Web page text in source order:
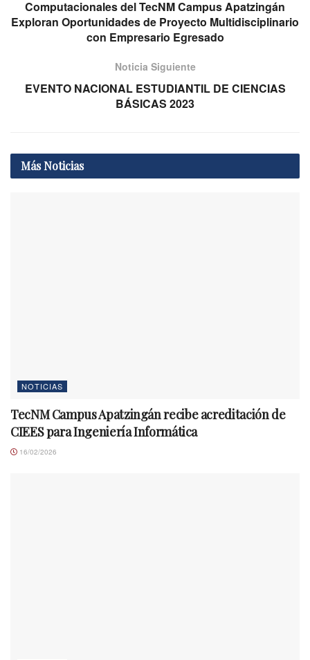
Computacionales del TecNM Campus Apatzingán
Exploran Oportunidades de Proyecto Multidisciplinario
con Empresario Egresado
Noticia Siguiente
EVENTO NACIONAL ESTUDIANTIL DE CIENCIAS
BÁSICAS 2023
MásNoticias
NOTICIAS
TecNM Campus Apatzingán recibe acreditación de
CIEES para Ingeniería Informática
16/02/2026